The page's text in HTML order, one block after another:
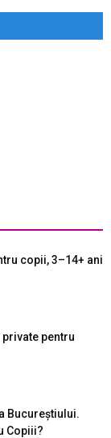
copii, 3–14+ ani
pentru
Bucureştiului.
Copiii?